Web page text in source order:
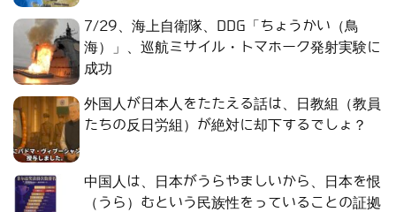
7/29、海上自衛隊、DDG「ちょうかい（鳥
海）」、巡航ミサイル・トマホーク発射実験に
成功
外国人が日本人をたたえる話は、日教組（教員
たちの反日労組）が絶対に却下するでしょ？
中国人は、日本がうらやましいから、日本を恨
（うら）むという民族性をっていることの証拠